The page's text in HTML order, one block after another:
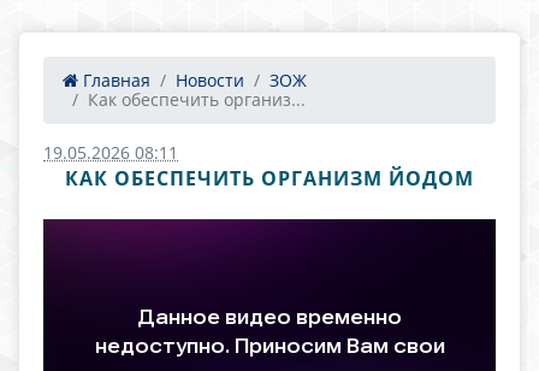
Главная Новости
ЗОЖ
Как обеспечить организ...
19.05.2026 08:11
КАК ОБЕСПЕЧИТЬ ОРГАНИЗМ ЙОДОМ